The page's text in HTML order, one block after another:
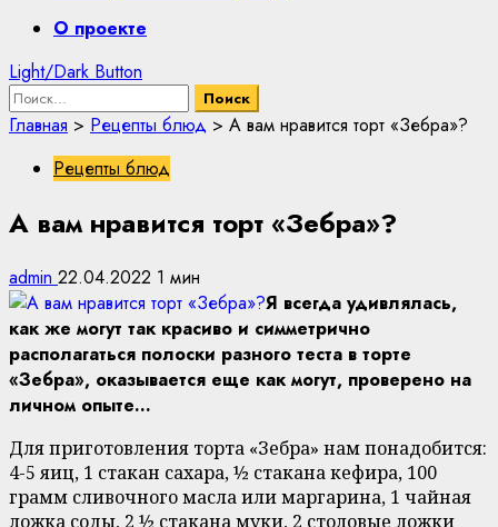
PrimaryО проекте
Light/Dark Button
Найти:
Главная > Рецепты блюд > А вам нравится торт «Зебра»?
Рецепты блюд
А вам нравится торт «Зебра»?
admin 22.04.2022 1 мин
Я всегда удивлялась,
как же могут так красиво и симметрично
располагаться полоски разного теста в торте
«Зебра», оказывается еще как могут, проверено на
личном опыте…
Для приготовления торта «Зебра» нам понадобится:
4-5 яиц, 1 стакан сахара, ½ стакана кефира, 100
грамм сливочного масла или маргарина, 1 чайная
ложка соды, 2 ½ стакана муки, 2 столовые ложки